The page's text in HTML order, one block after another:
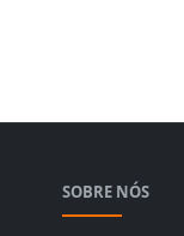
SOBRE NÓS